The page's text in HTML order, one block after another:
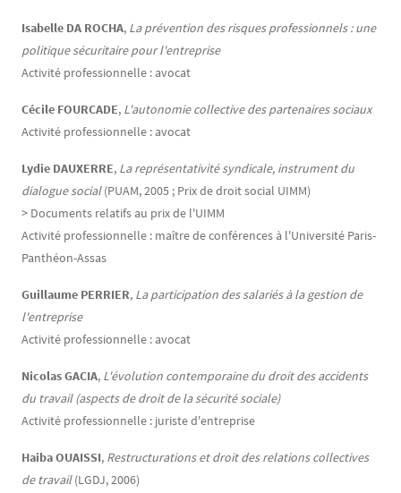
Isabelle DA ROCHA, La prévention des risques professionnels : une
politique sécuritaire pour l'entreprise
Activité professionnelle : avocat
Cécile FOURCADE, L'autonomie collective des partenaires sociaux
Activité professionnelle : avocat
Lydie DAUXERRE, La représentativité syndicale, instrument du
dialogue social(PUAM, 2005 ; Prix de droit social UIMM)
> Documents relatifs au prix de l'UIMM
Activité professionnelle : maître de conférences à l'Université Paris-
Panthéon-Assas
Guillaume PERRIER, La participation des salariés à la gestion de
l'entreprise
Activité professionnelle : avocat
Nicolas GACIA, L'évolution contemporaine du droit des accidents
du travail (aspects de droit de la sécurité sociale)
Activité professionnelle : juriste d'entreprise
Haiba OUAISSI, Restructurations et droit des relations collectives
de travail(LGDJ, 2006)